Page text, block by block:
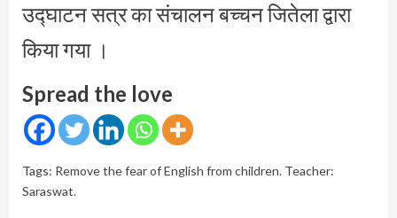
उद्घाटन सत्र का संचालन बच्चन जितेला द्वारा
किया गया ।
Spread the love
Tags: Remove the fear of English from children. Teacher:
Saraswat.